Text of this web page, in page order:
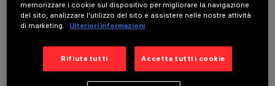
COMPONENTI OPZIONALI
memorizzare i cookie sul dispositivo per migliorare la navigazione
del sito, analizzare l'utilizzo del sito e assistere nelle nostre attività
di marketing.
Ulteriori informazioni
Rifiuta tutti Accetta tutti i cookie